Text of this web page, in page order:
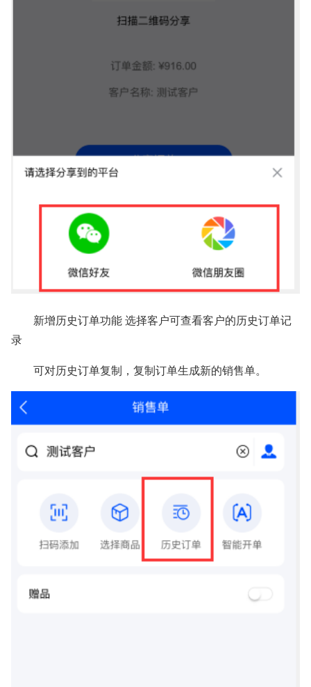
新增历史订单功能 选择客户可查看客户的历史订单记
录
可对历史订单复制，复制订单生成新的销售单。